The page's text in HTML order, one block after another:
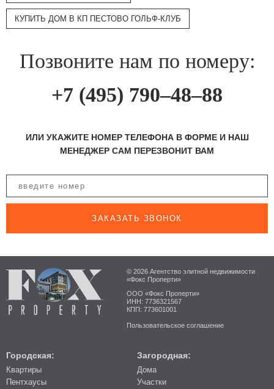
КУПИТЬ ДОМ В КП ПЕСТОВО ГОЛЬФ-КЛУБ
Позвоните нам по номеру:
+7 (495) 790–48–88
ИЛИ УКАЖИТЕ НОМЕР ТЕЛЕФОНА В ФОРМЕ И НАШ
МЕНЕДЖЕР САМ ПЕРЕЗВОНИТ ВАМ
ЗАКАЗАТЬ ЗВОНОК
© 2026 Агентство элитной недвижимости
«Фокс Проперти»
ООО «Фокс Проперти»
ИНН: 7736321567
КПП: 773601001
Пользовательское соглашение
Городская:
Квартиры
Пентхаусы
Загородная:
Дома
Участки